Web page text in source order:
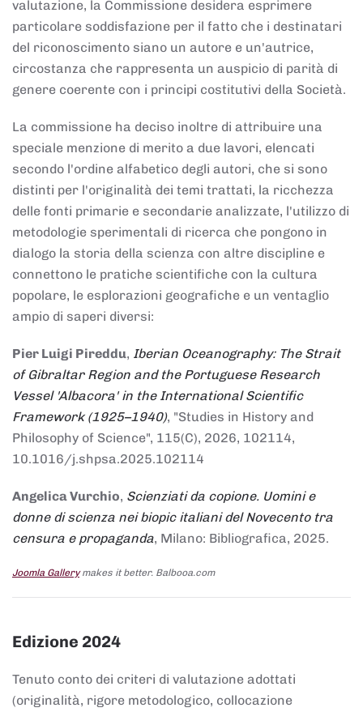
valutazione, la Commissione desidera esprimere
particolare soddisfazione per il fatto che i destinatari
del riconoscimento siano un autore e un'autrice,
circostanza che rappresenta un auspicio di parità di
genere coerente con i principi costitutivi della Società.
La commissione ha deciso inoltre di attribuire una
speciale menzione di merito a due lavori, elencati
secondo l'ordine alfabetico degli autori, che si sono
distinti per l'originalità dei temi trattati, la ricchezza
delle fonti primarie e secondarie analizzate, l'utilizzo di
metodologie sperimentali di ricerca che pongono in
dialogo la storia della scienza con altre discipline e
connettono le pratiche scientifiche con la cultura
popolare, le esplorazioni geografiche e un ventaglio
ampio di saperi diversi:
Pier Luigi Pireddu, Iberian Oceanography: The Strait
of Gibraltar Region and the Portuguese Research
Vessel 'Albacora' in the International Scientific
Framework (1925–1940), "Studies in History and
Philosophy of Science", 115(C), 2026, 102114,
10.1016/j.shpsa.2025.102114
Angelica Vurchio, Scienziati da copione. Uomini e
donne di scienza nei biopic italiani del Novecento tra
censura e propaganda, Milano: Bibliografica, 2025.
Joomla Gallerymakes it better. Balbooa.com
Edizione 2024
Tenuto conto dei criteri di valutazione adottati
(originalità, rigore metodologico, collocazione